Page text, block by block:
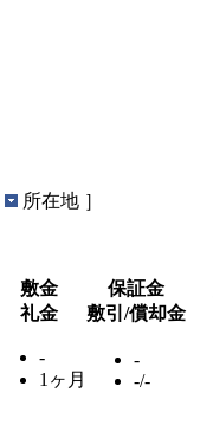
所在地 ］
敷金
礼金
保証金
敷引/償却金
-
1ヶ月
-
-/-